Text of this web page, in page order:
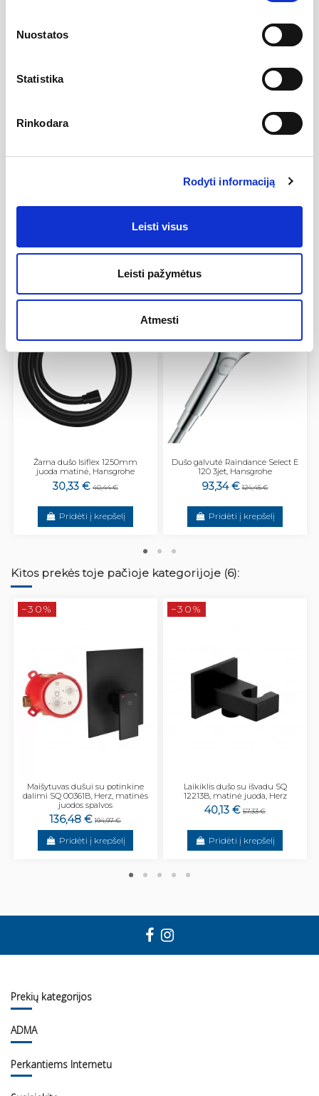
Nuostatos
Statistika
Rinkodara
Rodyti informaciją
Leisti visus
Leisti pažymėtus
Atmesti
Laikiklis dušo galvutei sukamas prie sienos dviem varžtais,
Atsiliepimai
Nėra atsiliepimų
Jums taip pat gali patikti:
Žarna dušo Isiflex 1250mm
juoda matinė, Hansgrohe
30,33 € 40,44 €
Pridėti į krepšelį
Dušo galvutė Raindance Select E
120 3jet, Hansgrohe
93,34 € 124,45 €
Pridėti į krepšelį
Kitos prekės toje pačioje kategorijoje (6):
−30%
Maišytuvas dušui su potinkine
dalimi SQ 00361B, Herz, matinės
juodos spalvos
136,48 € 194,97 €
Pridėti į krepšelį
−30%
Laikiklis dušo su išvadu SQ
12213B, matinė juoda, Herz
40,13 € 57,33 €
Pridėti į krepšelį
Prekių kategorijos
ADMA
Perkantiems Internetu